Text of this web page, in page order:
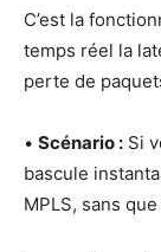
C’est la
temps réel la
perte de
• Scé­na­rio : Si
bas­cule
MPLS, sans